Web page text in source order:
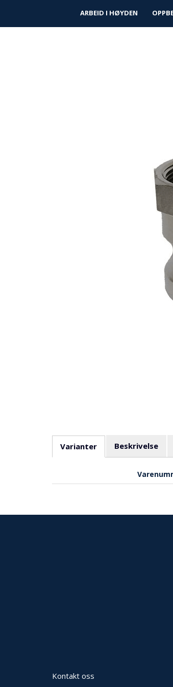
Finn forhandler|
ARBEID I HØYDEN
Varianter Beskrivelse
Kontakt oss